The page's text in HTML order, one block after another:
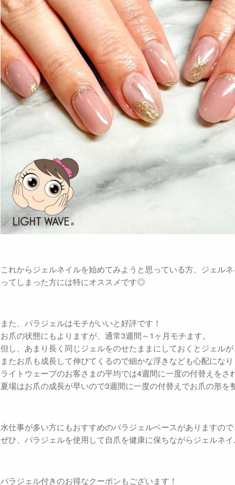
これからジェルネイルを始めてみようと思っている方、ジェル
ってしまった方には特にオススメです◎
また、パラジェルはモチがいいと好評です！
お爪の状態にもよりますが、通常3週間～1ヶ月モチます。
但し、あまり長く同じジェルをのせたままにしておくとジェルが
またお爪も成長して伸びてくるので細かな浮きなども心配になり
ライトウェーブのお客さまの平均では4週間に一度の付替えをさ
夏場はお爪の成長が早いので3週間に一度の付替えでお爪の形を
水仕事が多い方にもおすすめのパラジェルベースがありますので
ぜひ、パラジェルを使用して自爪を健康に保ちながらジェルネイ
パラジェル付きのお得なクーポンもございます！